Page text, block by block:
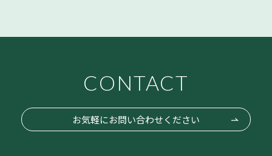
CONTACT
お気軽にお問い合わせください